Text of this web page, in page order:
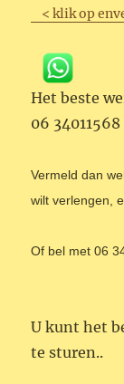
< klik op
Het beste
06 34011568
Vermeld dan
wilt verlengen,
Of bel met 06
U kunt het
te sturen..